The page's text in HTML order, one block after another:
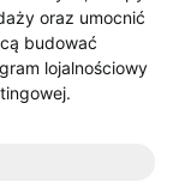
oraz umocnić
budować
lojalnościowy